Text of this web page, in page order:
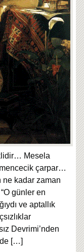
Mesela
çarpar…
ne kadar zaman
günler en
ve aptallık
Devrimi’nden
[…]